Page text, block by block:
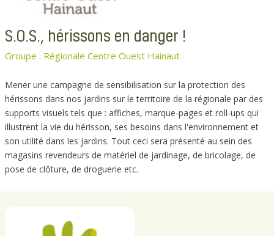
S.O.S., hérissons en danger !
Groupe : Régionale Centre Ouest Hainaut
Mener une campagne de sensibilisation sur la protection des
hérissons dans nos jardins sur le territoire de la régionale par des
supports visuels tels que : affiches, marque-pages et roll-ups qui
illustrent la vie du hérisson, ses besoins dans l'environnement et
son utilité dans les jardins. Tout ceci sera présenté au sein des
magasins revendeurs de matériel de jardinage, de bricolage, de
pose de clôture, de droguerie etc.